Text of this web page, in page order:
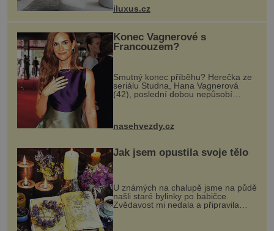
dnes umož...
iluxus.cz
Konec Vagnerové s
Francouzem?
Smutný konec příběhu? Herečka ze
seriálu Studna, Hana Vagnerová
(42), poslední dobou nepůsobí
nasehvezdy.cz
Jak jsem opustila svoje tělo
U známých na chalupě jsme na půdě
našli staré bylinky po babičce.
Zvědavost mi nedala a připravila
jsem si z nich lektvar… Zimní pobyt
na chalupě se pro mě vlastní vinou